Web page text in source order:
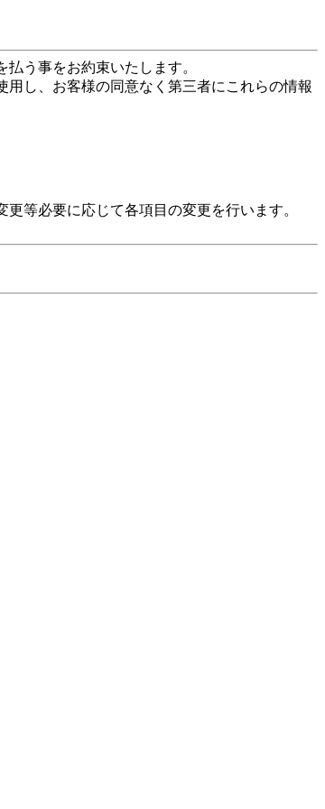
う事をお約束いたします。
し、お客様の同意なく第三者にこれらの情報
等必要に応じて各項目の変更を行います。